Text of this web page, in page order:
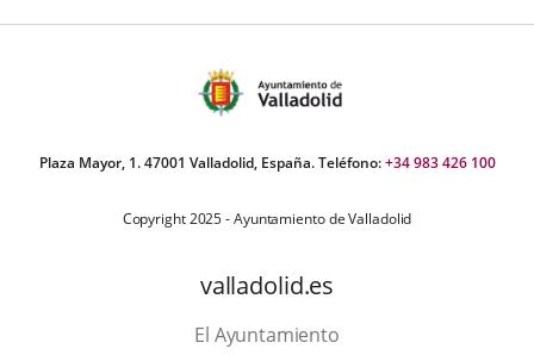
Plaza Mayor, 1. 47001 Valladolid, España. Teléfono:+34 983 426 100
Copyright 2025 - Ayuntamiento de Valladolid
valladolid.es
El Ayuntamiento